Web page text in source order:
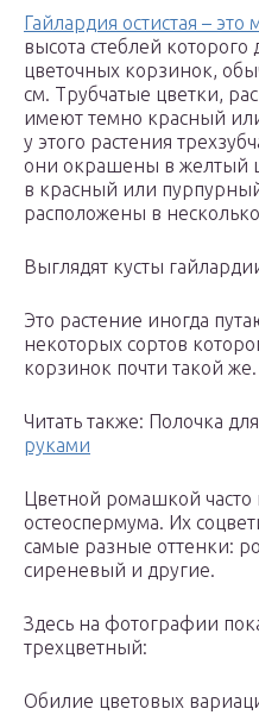
Гайлардия остистая – это
высота стеблей которого
цветочных корзинок,
см. Трубчатые цветки,
имеют темно красный
у этого растения
они окрашены в желтый
в красный или
расположены в
Выглядят кусты
Это растение иногда
некоторых сортов
корзинок почти такой же.
Читать также: Полочка
руками
Цветной ромашкой часто
остеоспермума. Их
самые разные оттенки:
сиреневый и другие.
Здесь на фотографии
трехцветный:
Обилие цветовых